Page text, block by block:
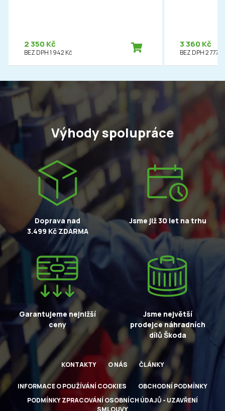
2 350 Kč
BEZ DPH 1 942 Kč
3 360 Kč
BEZ DPH 2 777
Výhody spolupráce
Doprava nad
3.499 Kč ZDARMA
Jsme již 30 let na trhu
Garantujeme nejnižší
ceny
Jsme největší
prodejce náhradních
dílů Škoda
KONTAKTY O NÁS ČLÁNKY
INFORMACE O POUŽÍVÁNÍ COOKIES
OBCHODNÍ PODMÍNKY
PODMÍNKY ZPRACOVÁNÍ OSOBNÍCH ÚDAJŮ - UZAVŘENÍ